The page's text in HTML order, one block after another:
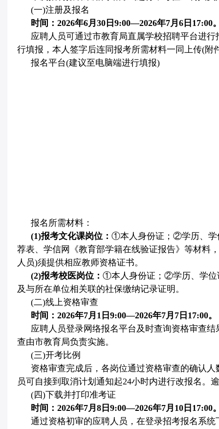
(一)注册及报名
时间： 2026年6月 30 日 9:00—2026年7月 6 日 17:00
应聘人员可通过市教育局直属学校招聘平台进
行填报，本人签字后连同报考所需材料一同上传(附
报名平台(建议至电脑端进行填报)
报名所需材料：
(1)报考文化课岗位： ①本人身份证；②学历、学
荐表、学信网《教育部学籍在线验证报告》等材料
人员)须提供相应教师资格证书。
(2)报考校医岗位： ①本人身份证；②学历、学位
及与所在单位相关联的社保缴纳记录证明。
(二)线上资格审查
时间： 2026年7月 1 日 9:00—2026年7月 7 日 17:00。
应聘人员登录网络报名平台及时查询资格审查
查由市教育局负责实施。
(三)开考比例
资格审查完成后，各岗位通过资格审查的确认人
员可自接到取消计划通知起24小时内进行改报名。
(四)下载并打印准考证
时间： 2026年7月 8 日 9:00—2026年7月 10 日 17:00
通过资格初审的应聘人员，在登录招考报名系